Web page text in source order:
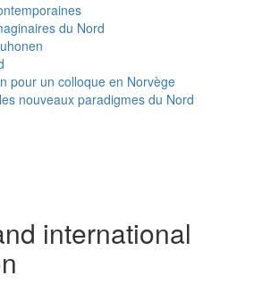
du Nord
pour un colloque en Norvège
nouveaux paradigmes du Nord
international